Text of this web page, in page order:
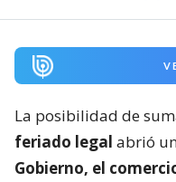
La posibilidad de
feriado legal abrió
Gobierno, el